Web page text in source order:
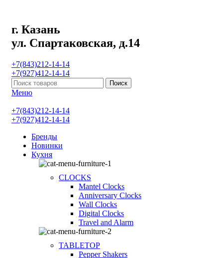
г. Казань
ул. Спартаковская, д.14
+7(843)212-14-14
+7(927)412-14-14
Поиск
Меню
+7(843)212-14-14
+7(927)412-14-14
Бренды
Новинки
Кухня
CLOCKS
Mantel Clocks
Anniversary Clocks
Wall Clocks
Digital Clocks
Travel and Alarm
TABLETOP
Pepper Shakers